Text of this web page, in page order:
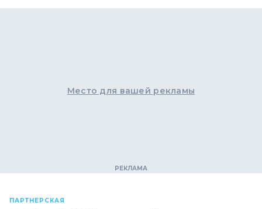
Место для вашей рекламы
ПАРТНЕРСКАЯ